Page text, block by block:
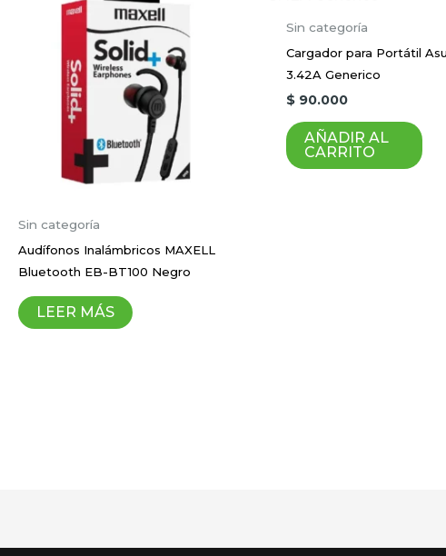
Sin categoría
Audífonos Inalámbricos MAXELL
Bluetooth EB-BT100 Negro
LEER MÁS
Sin categoría
Cargador para Portátil
3.42A Generico
$ 90.000
AÑADIR AL
CARRITO